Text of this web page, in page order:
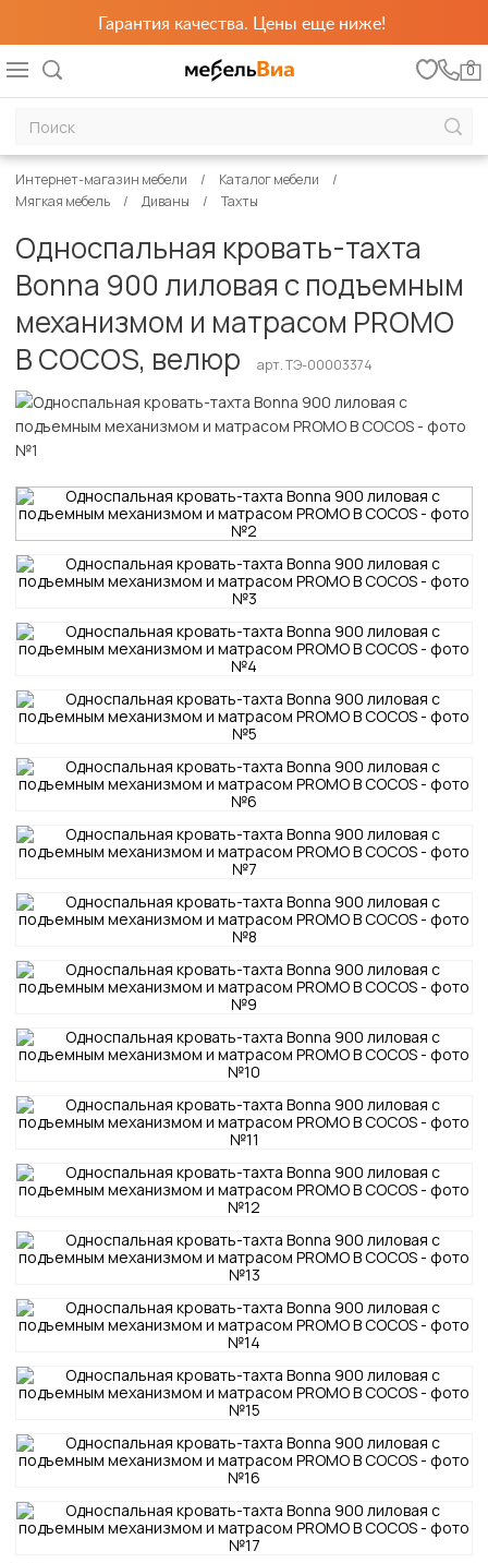
Гарантия качества. Цены еще ниже!
0
Интернет-магазин мебели
Каталог мебели
Мягкая мебель
Диваны Тахты
Односпальная кровать-тахта
Bonna 900 лиловая с подъемным
механизмом и матрасом PROMO
B COCOS, велюр
арт. ТЭ-00003374